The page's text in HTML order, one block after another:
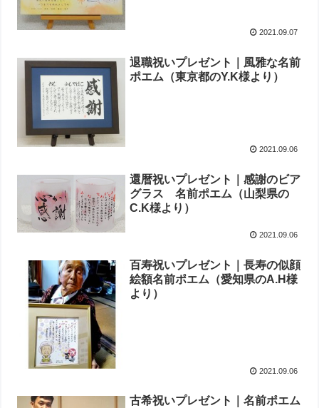
2021.09.07
退職祝いプレゼント｜風雅な名前
ポエム（東京都のY.K様より）
2021.09.06
還暦祝いプレゼント｜感謝のビア
グラス 名前ポエム（山梨県の
C.K様より）
2021.09.06
百寿祝いプレゼント｜長寿の似顔
絵額名前ポエム（愛知県のA.H様
より ）
2021.09.06
古希祝いプレゼント｜名前ポエム